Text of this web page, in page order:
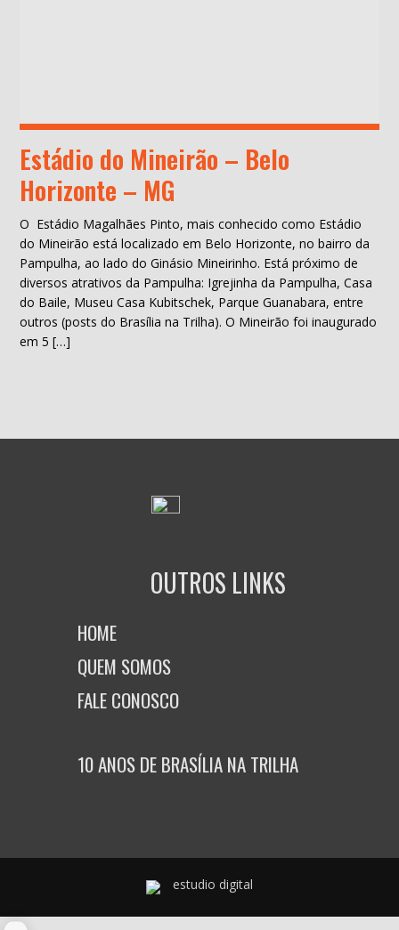
Estádio do Mineirão – Belo
Horizonte – MG
O Estádio Magalhães Pinto, mais conhecido como Estádio
do Mineirão está localizado em Belo Horizonte, no bairro da
Pampulha, ao lado do Ginásio Mineirinho. Está próximo de
diversos atrativos da Pampulha: Igrejinha da Pampulha, Casa
do Baile, Museu Casa Kubitschek, Parque Guanabara, entre
outros (posts do Brasília na Trilha). O Mineirão foi inaugurado
em 5 […]
OUTROS LINKS
HOME
QUEM SOMOS
FALE CONOSCO
10 ANOS DE BRASÍLIA NA TRILHA
estudio digital